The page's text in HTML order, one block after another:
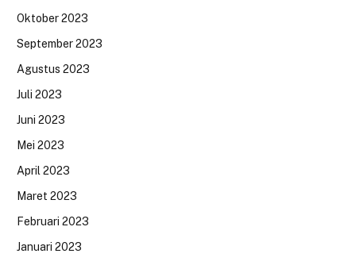
Oktober 2023
September 2023
Agustus 2023
Juli 2023
Juni 2023
Mei 2023
April 2023
Maret 2023
Februari 2023
Januari 2023